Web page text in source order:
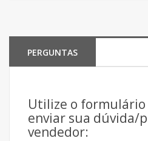
PERGUNTAS
Utilize o formulário
enviar sua dúvida/
vendedor: